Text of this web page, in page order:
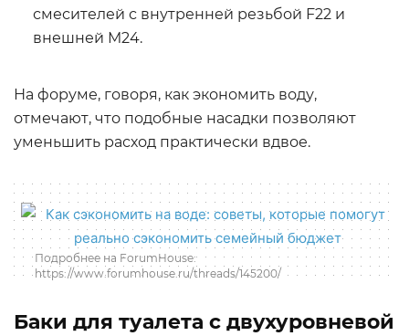
смесителей с внутренней резьбой F22 и
внешней M24.
На форуме, говоря, как экономить воду,
отмечают, что подобные насадки позволяют
уменьшить расход практически вдвое.
Подробнее на ForumHouse:
https://www.forumhouse.ru/threads/145200/
Баки для туалета с двухуровневой